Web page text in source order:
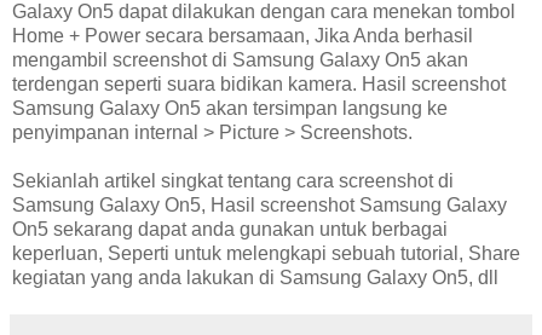
Galaxy On5 dapat dilakukan dengan cara menekan tombol
Home + Power secara bersamaan, Jika Anda berhasil
mengambil screenshot di Samsung Galaxy On5 akan
terdengan seperti suara bidikan kamera. Hasil screenshot
Samsung Galaxy On5 akan tersimpan langsung ke
penyimpanan internal > Picture > Screenshots.
Sekianlah artikel singkat tentang cara screenshot di
Samsung Galaxy On5, Hasil screenshot Samsung Galaxy
On5 sekarang dapat anda gunakan untuk berbagai
keperluan, Seperti untuk melengkapi sebuah tutorial, Share
kegiatan yang anda lakukan di Samsung Galaxy On5, dll